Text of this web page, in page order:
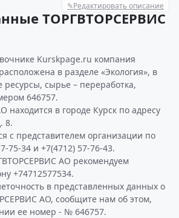
✎Редактировать описание
ТОРГВТОРСЕРВИС
Kurskpage.ru компания
в разделе «Экология», в
сырье – переработка,
646757.
в городе Курск по адресу
8.
с представителем организации по
75-34 и +7(4712) 57-76-43.
АО рекомендуем
+74712577534.
в представленных данных о
АО, сообщите нам об этом,
ее номер - № 646757.